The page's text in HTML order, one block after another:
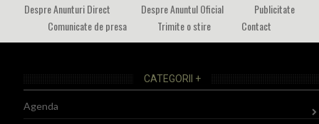
Despre Anunturi Direct
Despre Anuntul Oficial
Publicitate
Comunicate de presa
Trimite o stire Contact
CATEGORII +
Agenda